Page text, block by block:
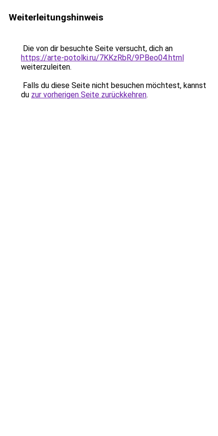
Weiterleitungshinweis
Die von dir besuchte Seite versucht, dich an
https://arte-potolki.ru/7KKzRbR/9PBeo04.html
weiterzuleiten.
Falls du diese Seite nicht besuchen möchtest, kannst
du zur vorherigen Seite zurückkehren.